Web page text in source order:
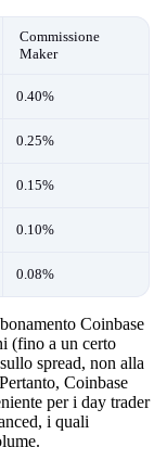
Commissione
Maker
0.40%
0.25%
0.15%
0.10%
0.08%
Coinbase
(fino a un certo
spread, non alla
Coinbase
per i day trader
i quali